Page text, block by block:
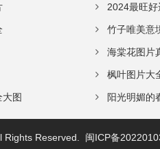
2024最旺
竹子唯美意
海棠花图片
枫叶图片大
图 阳光明媚的
Rights Reserved. 闽ICP备